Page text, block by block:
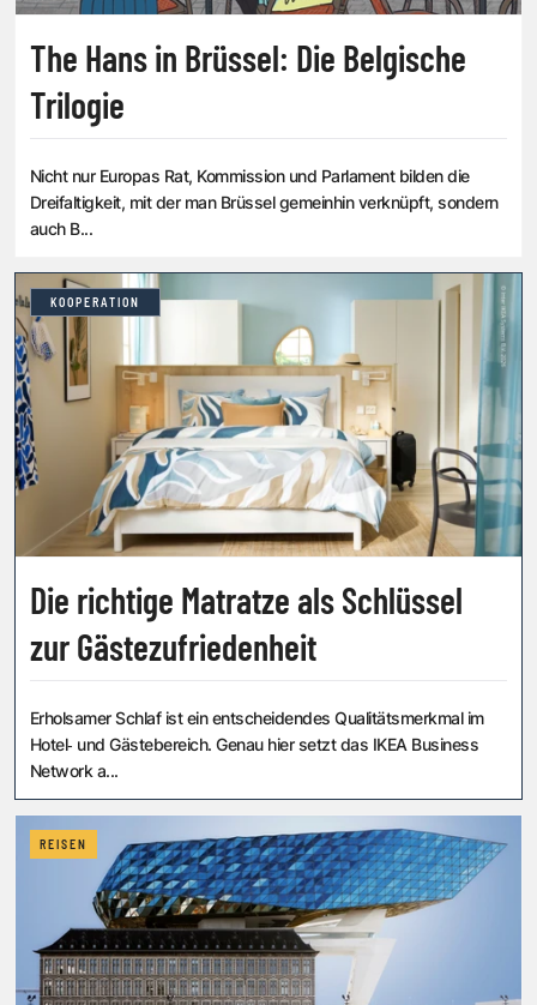
The Hans in Brüssel: Die Belgische
Trilogie
Nicht nur Europas Rat, Kommission und Parlament bilden die
Dreifaltigkeit, mit der man Brüssel gemeinhin verknüpft, sondern
auch B...
KOOPERATION
Die richtige Matratze als Schlüssel
zur Gästezufriedenheit
Erholsamer Schlaf ist ein entscheidendes Qualitätsmerkmal im
Hotel‑ und Gästebereich. Genau hier setzt das IKEA Business
Network a...
REISEN